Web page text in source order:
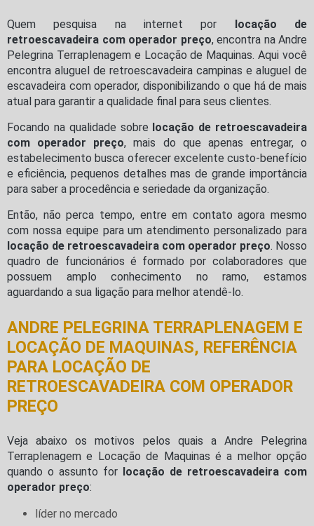
Quem pesquisa na internet por locação de
retroescavadeira com operador preço, encontra na Andre
Pelegrina Terraplenagem e Locação de Maquinas. Aqui você
encontra aluguel de retroescavadeira campinas e aluguel de
escavadeira com operador, disponibilizando o que há de mais
atual para garantir a qualidade final para seus clientes.
Focando na qualidade sobre locação de retroescavadeira
com operador preço, mais do que apenas entregar, o
estabelecimento busca oferecer excelente custo-benefício
e eficiência, pequenos detalhes mas de grande importância
para saber a procedência e seriedade da organização.
Então, não perca tempo, entre em contato agora mesmo
com nossa equipe para um atendimento personalizado para
locação de retroescavadeira com operador preço. Nosso
quadro de funcionários é formado por colaboradores que
possuem amplo conhecimento no ramo, estamos
aguardando a sua ligação para melhor atendê-lo.
ANDRE PELEGRINA TERRAPLENAGEM E
LOCAÇÃO DE MAQUINAS, REFERÊNCIA
PARA LOCAÇÃO DE
RETROESCAVADEIRA COM OPERADOR
PREÇO
Veja abaixo os motivos pelos quais a Andre Pelegrina
Terraplenagem e Locação de Maquinas é a melhor opção
quando o assunto for locação de retroescavadeira com
operador preço:
líder no mercado